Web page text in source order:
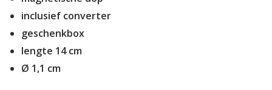
inclusief converter
geschenkbox
lengte 14 cm
Ø 1,1 cm